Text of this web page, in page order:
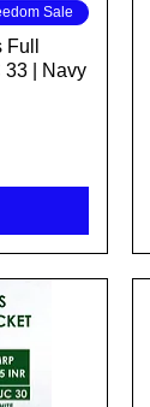
Sale
| Navy